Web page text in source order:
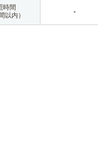
時間
以内）
-